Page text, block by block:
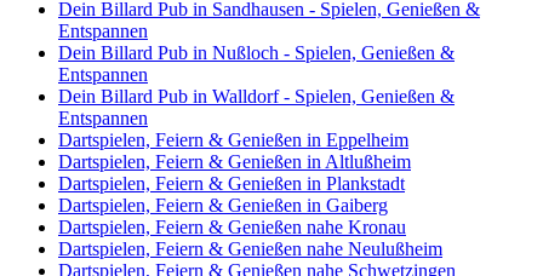
Dein Billard Pub in Sandhausen - Spielen, Genießen &
Entspannen
Dein Billard Pub in Nußloch - Spielen, Genießen &
Entspannen
Dein Billard Pub in Walldorf - Spielen, Genießen &
Entspannen
Dartspielen, Feiern & Genießen in Eppelheim
Dartspielen, Feiern & Genießen in Altlußheim
Dartspielen, Feiern & Genießen in Plankstadt
Dartspielen, Feiern & Genießen in Gaiberg
Dartspielen, Feiern & Genießen nahe Kronau
Dartspielen, Feiern & Genießen nahe Neulußheim
Dartspielen, Feiern & Genießen nahe Schwetzingen